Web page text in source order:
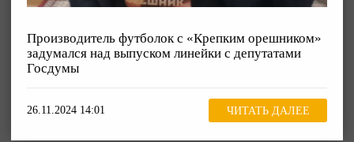
Производитель футболок с «Крепким орешником»
задумался над выпуском линейки с депутатами
Госдумы
26.11.2024 14:01 ЧИТАТЬ ДАЛЕЕ